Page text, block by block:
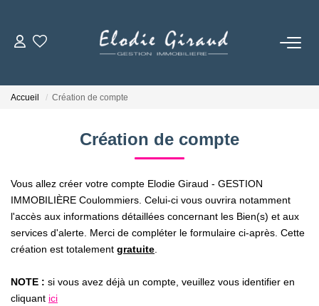
LOCATIONS
GESTION LOCATIVE
NOS TARIFS
CONTACT
Accueil Création de compte
Création de compte
Vous allez créer votre compte Elodie Giraud - GESTION
IMMOBILIÈRE Coulommiers. Celui-ci vous ouvrira notamment
l'accès aux informations détaillées concernant les Bien(s) et aux
services d'alerte. Merci de compléter le formulaire ci-après. Cette
création est totalement gratuite
NOTE : si vous avez déjà un compte, veuillez vous identifier en
cliquant ici